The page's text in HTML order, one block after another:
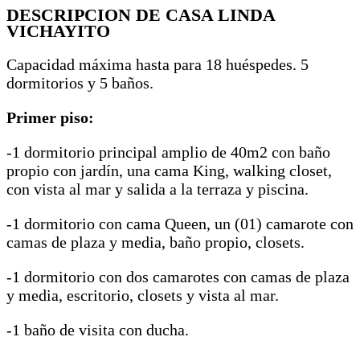
DESCRIPCION DE CASA LINDA
VICHAYITO
Capacidad máxima hasta para 18 huéspedes. 5
dormitorios y 5 baños.
Primer piso:
-1 dormitorio principal amplio de 40m2 con baño
propio con jardín, una cama King, walking closet,
con vista al mar y salida a la terraza y piscina.
-1 dormitorio con cama Queen, un (01) camarote con
camas de plaza y media, baño propio, closets.
-1 dormitorio con dos camarotes con camas de plaza
y media, escritorio, closets y vista al mar.
-1 baño de visita con ducha.